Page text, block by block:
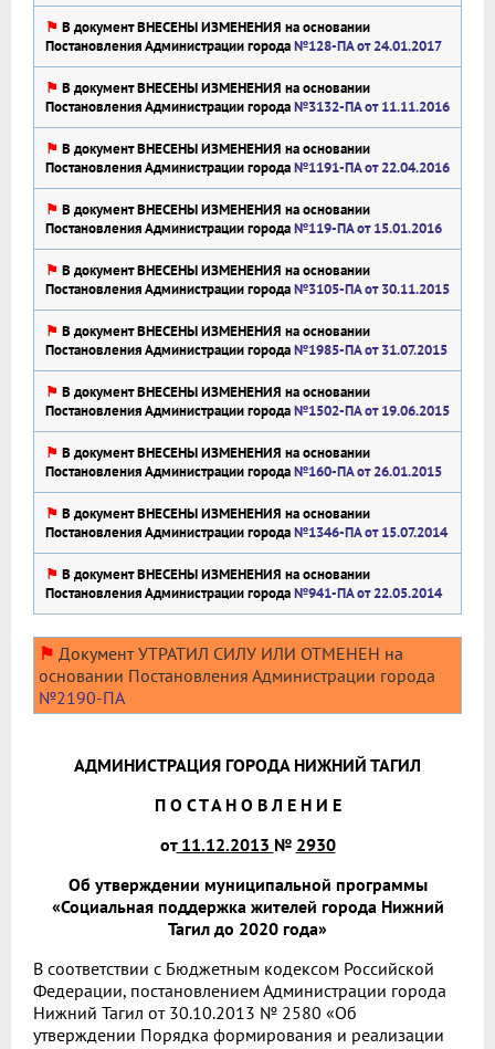
⚑ В документ ВНЕСЕНЫ ИЗМЕНЕНИЯ на основании
Постановления Администрации города№128-ПА от 24.01.2017
⚑ В документ ВНЕСЕНЫ ИЗМЕНЕНИЯ на основании
Постановления Администрации города№3132-ПА от 11.11.2016
⚑ В документ ВНЕСЕНЫ ИЗМЕНЕНИЯ на основании
Постановления Администрации города№1191-ПА от 22.04.2016
⚑ В документ ВНЕСЕНЫ ИЗМЕНЕНИЯ на основании
Постановления Администрации города№119-ПА от 15.01.2016
⚑ В документ ВНЕСЕНЫ ИЗМЕНЕНИЯ на основании
Постановления Администрации города№3105-ПА от 30.11.2015
⚑ В документ ВНЕСЕНЫ ИЗМЕНЕНИЯ на основании
Постановления Администрации города№1985-ПА от 31.07.2015
⚑ В документ ВНЕСЕНЫ ИЗМЕНЕНИЯ на основании
Постановления Администрации города№1502-ПА от 19.06.2015
⚑ В документ ВНЕСЕНЫ ИЗМЕНЕНИЯ на основании
Постановления Администрации города№160-ПА от 26.01.2015
⚑ В документ ВНЕСЕНЫ ИЗМЕНЕНИЯ на основании
Постановления Администрации города№1346-ПА от 15.07.2014
⚑ В документ ВНЕСЕНЫ ИЗМЕНЕНИЯ на основании
Постановления Администрации города№941-ПА от 22.05.2014
⚑ Документ УТРАТИЛ СИЛУ ИЛИ ОТМЕНЕН на
основании Постановления Администрации города
№2190-ПА
АДМИНИСТРАЦИЯ ГОРОДА НИЖНИЙ ТАГИЛ
П О С Т А Н О В Л Е Н И Е
от11.12.2013 № 2930
Об утверждении муниципальной программы
«Социальная поддержка жителей города Нижний
Тагил до 2020 года»
В соответствии с Бюджетным кодексом Российской
Федерации, постановлением Администрации города
Нижний Тагил от 30.10.2013 № 2580 «Об
утверждении Порядка формирования и реализации